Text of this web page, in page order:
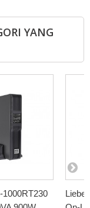
YANG
1000RT230